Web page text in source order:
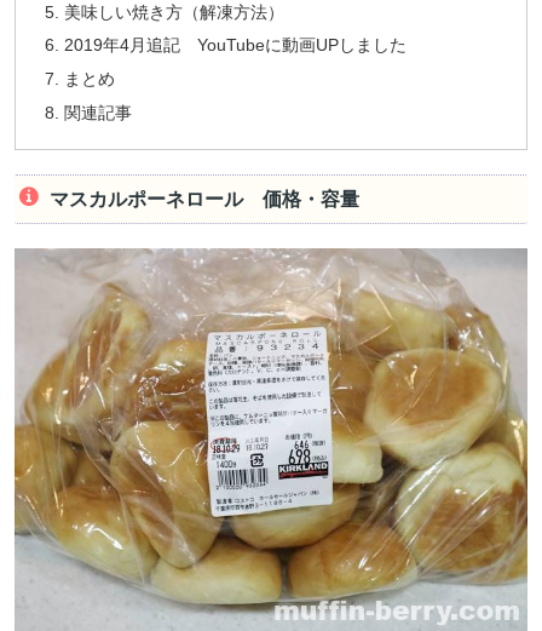
美味しい焼き方（解凍方法）
2019年4月追記 YouTubeに動画UPしました
まとめ
関連記事
マスカルポーネロール 価格・容量